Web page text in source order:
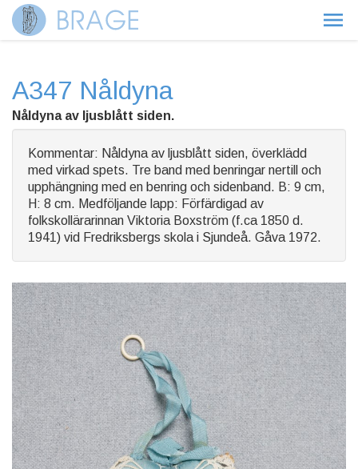
A347 Nåldyna
Nåldyna av ljusblått siden.
Kommentar: Nåldyna av ljusblått siden, överklädd
med virkad spets. Tre band med benringar nertill och
upphängning med en benring och sidenband. B: 9 cm,
H: 8 cm. Medföljande lapp: Förfärdigad av
folkskollärarinnan Viktoria Boxström (f.ca 1850 d.
1941) vid Fredriksbergs skola i Sjundeå. Gåva 1972.